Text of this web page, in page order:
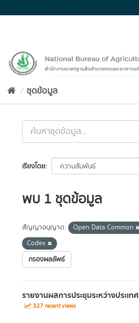
to
ชุดข้อมูล
เรียงโดย
พบ 1 ชุดข้อมูล
สัญญาอนุญาต: Open Data Common
Codex
กรองผลลัพธ์
รายงานผลการประชุมระหว่างประเทศ
327 recent views